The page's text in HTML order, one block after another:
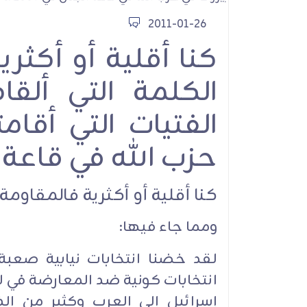
2011-01-26
كنا أقلية أو
الكلمة التي
الفتيات التي
حزب الله في قاعة
كنا أقلية أو أكثرية
ومما جاء فيها:
لقد خضنا انتخابات نيابية
انتخابات كونية ضد المعارضة في
إسرائيل إلى العرب وكثير من
الأمين العام لحزب
يعاهد الإمام
نترك ميدان الشرف
والمقـاومة
الطاغوت الأمريكي
الصهيوني